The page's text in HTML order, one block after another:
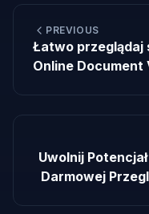
PREVIOUS
Łatwo przeglądaj
Online Document
Uwolnij
Darmowej